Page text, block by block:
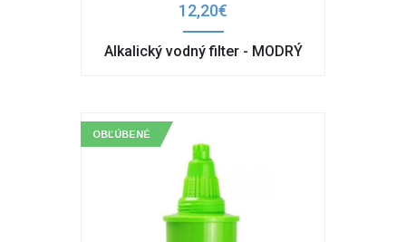
12,20€
Alkalický vodný filter - MODRÝ
OBĽÚBENÉ